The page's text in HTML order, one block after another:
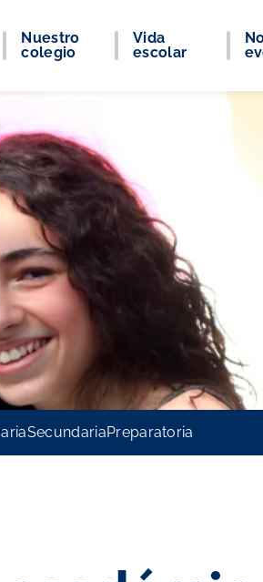
Nuestro
colegio
Vida
escolar
SecundariaPreparatoria